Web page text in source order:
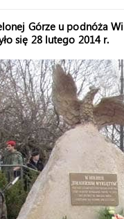
Górze u podnóża
się 28 lutego 2014 r.